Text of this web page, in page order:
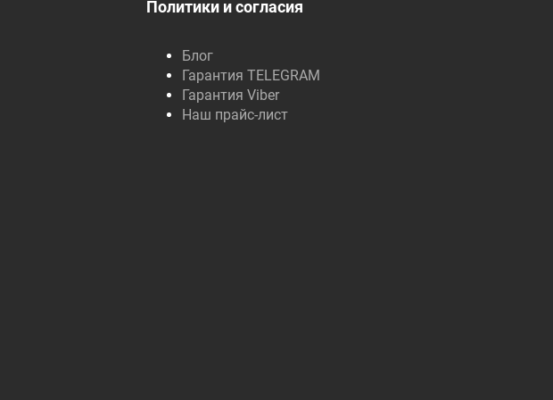
Политики и согласия
Блог
Гарантия TELEGRAM
Гарантия Viber
Наш прайс-лист